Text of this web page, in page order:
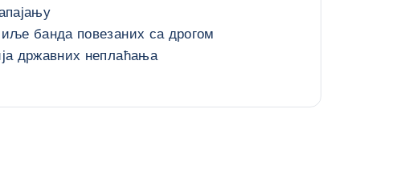
банда повезаних са дрогом
државних неплаћања